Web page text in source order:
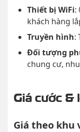
Thiết bị WiFi:
khách hàng
Truyền hình:
Đối tượng
chung cư,
Giá cước &
Giá theo khu